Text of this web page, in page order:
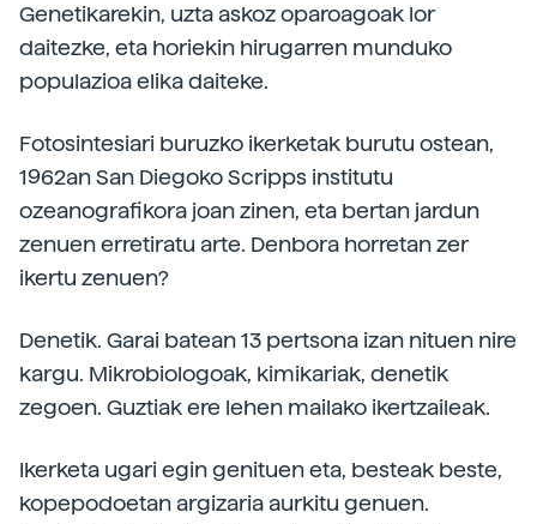
Genetikarekin, uzta askoz oparoagoak lor
daitezke, eta horiekin hirugarren munduko
populazioa elika daiteke.
Fotosintesiari buruzko ikerketak burutu ostean,
1962an San Diegoko Scripps institutu
ozeanografikora joan zinen, eta bertan jardun
zenuen erretiratu arte. Denbora horretan zer
ikertu zenuen?
Denetik. Garai batean 13 pertsona izan nituen nire
kargu. Mikrobiologoak, kimikariak, denetik
zegoen. Guztiak ere lehen mailako ikertzaileak.
Ikerketa ugari egin genituen eta, besteak beste,
kopepodoetan argizaria aurkitu genuen.